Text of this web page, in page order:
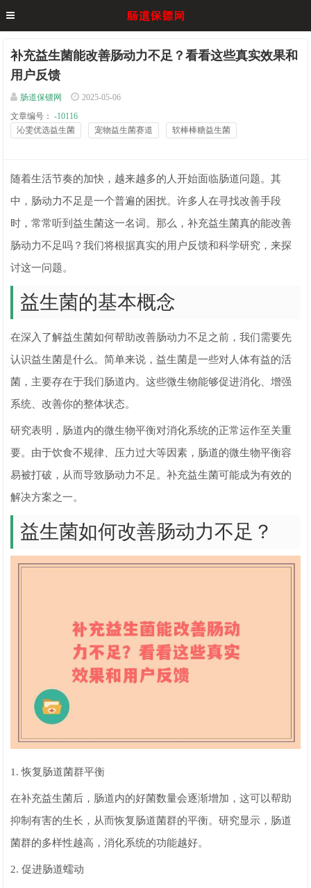
补充益生菌能改善肠动力不足？看看这些真实效果和
用户反馈
肠道保镖网
2025-05-06
文章编号：
-10116
沁雯优选益生菌
宠物益生菌赛道 软棒棒糖益生菌
随着生活节奏的加快，越来越多的人开始面临肠道问题。其
中，肠动力不足是一个普遍的困扰。许多人在寻找改善手段
时，常常听到益生菌这一名词。那么，补充益生菌真的能改善
肠动力不足吗？我们将根据真实的用户反馈和科学研究，来探
讨这一问题。
益生菌的基本概念
在深入了解益生菌如何帮助改善肠动力不足之前，我们需要先
认识益生菌是什么。简单来说，益生菌是一些对人体有益的活
菌，主要存在于我们肠道内。这些微生物能够促进消化、增强
系统、改善你的整体状态。
研究表明，肠道内的微生物平衡对消化系统的正常运作至关重
要。由于饮食不规律、压力过大等因素，肠道的微生物平衡容
易被打破，从而导致肠动力不足。补充益生菌可能成为有效的
解决方案之一。
益生菌如何改善肠动力不足？
1. 恢复肠道菌群平衡
在补充益生菌后，肠道内的好菌数量会逐渐增加，这可以帮助
抑制有害的生长，从而恢复肠道菌群的平衡。研究显示，肠道
菌群的多样性越高，消化系统的功能越好。
2. 促进肠道蠕动